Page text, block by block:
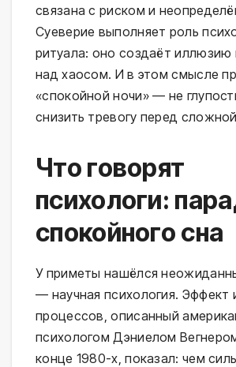
связана с риском и
Суеверие выполняет роль
ритуала: оно создаёт иллюзию
над хаосом. И в этом смысле
«спокойной ночи» — не
снизить тревогу перед
Что говорят
психологи:
спокойного сна
У приметы нашёлся
— научная психология. Эффект
процессов, описанный
психологом Дэниелом
конце 1980-х, показал: чем